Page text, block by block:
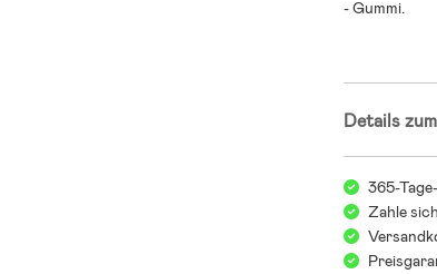
- Gummi.
Details
365-
Zahle